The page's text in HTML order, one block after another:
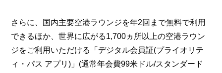
さらに、国内主要空港ラウンジを年2回まで無料で利用
できるほか、世界に広がる1,700ヵ所以上の空港ラウン
ジをご利用いただける「デジタル会員証(プライオリテ
ィ・パス アプリ)」(通常年会費99米ドル/スタンダード